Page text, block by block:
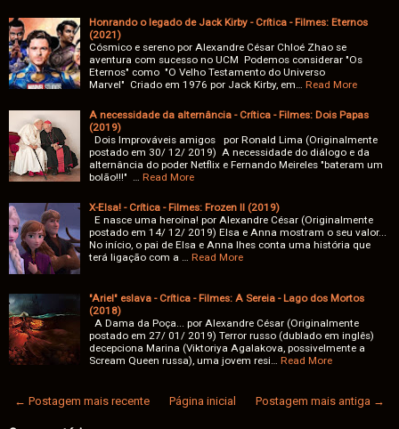
Honrando o legado de Jack Kirby - Crítica - Filmes: Eternos
(2021)
Cósmico e sereno por Alexandre César Chloé Zhao se
aventura com sucesso no UCM Podemos considerar "Os
Eternos" como "O Velho Testamento do Universo
Marvel" Criado em 1976 por Jack Kirby, em… Read More
A necessidade da alternância - Crítica - Filmes: Dois Papas
(2019)
Dois Improváveis amigos por Ronald Lima (Originalmente
postado em 30/ 12/ 2019) A necessidade do diálogo e da
alternância do poder Netflix e Fernando Meireles "bateram um
bolão!!!" … Read More
X-Elsa! - Crítica - Filmes: Frozen II (2019)
E nasce uma heroína! por Alexandre César (Originalmente
postado em 14/ 12/ 2019) Elsa e Anna mostram o seu valor...
No início, o pai de Elsa e Anna lhes conta uma história que
terá ligação com a … Read More
"Ariel" eslava - Crítica - Filmes: A Sereia - Lago dos Mortos
(2018)
A Dama da Poça... por Alexandre César (Originalmente
postado em 27/ 01/ 2019) Terror russo (dublado em inglês)
decepciona Marina (Viktoriya Agalakova, possivelmente a
Scream Queen russa), uma jovem resi… Read More
← Postagem mais recente Postagem mais antiga →
Página inicial